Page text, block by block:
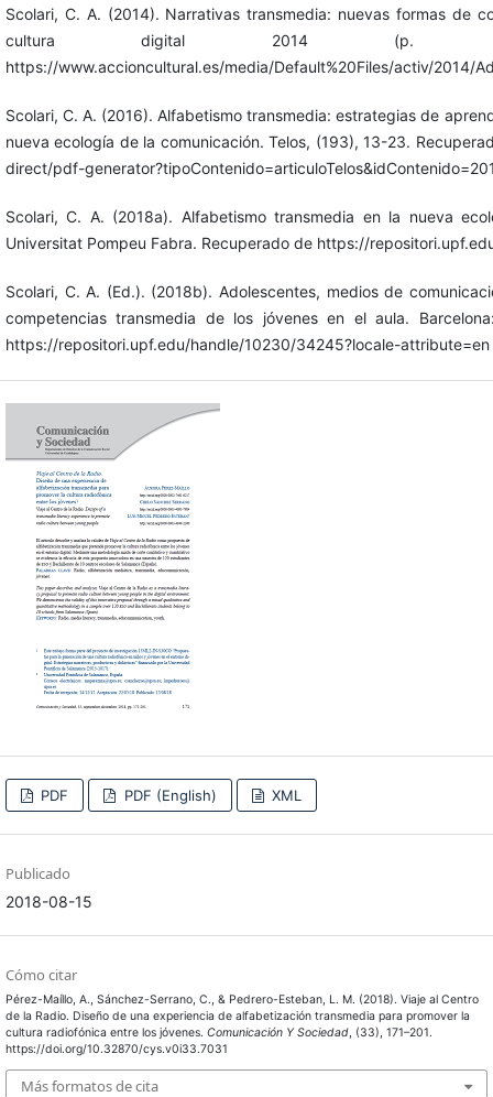
Scolari, C. A. (2014). Narrativas transmedia: nuevas formas de
cultura digital 2014 (p. 77-
https://www.accioncultural.es/media/Default%20Files/activ/2014/
Scolari, C. A. (2016). Alfabetismo transmedia: estrategias de
nueva ecología de la comunicación. Telos, (193), 13-23.
direct/pdf-
Scolari, C. A. (2018a). Alfabetismo transmedia en la nueva
Universitat Pompeu Fabra. Recuperado de https://
Scolari, C. A. (Ed.). (2018b). Adolescentes, medios de
competencias transmedia de los jóvenes en el aula.
https://repositori.upf.edu/handle/10230/34245?locale-attribute=en
PDF PDF (English) XML
Publicado
2018-08-15
Cómo citar
Pérez-Maíllo, A., Sánchez-Serrano, C., & Pedrero-Esteban, L. M. (2018). Viaje al Centro
de la Radio. Diseño de una experiencia de alfabetización transmedia para promover la
cultura radiofónica entre los jóvenes. Comunicación Y Sociedad, (33), 171–201.
https://doi.org/10.32870/cys.v0i33.7031
Más formatos de cita